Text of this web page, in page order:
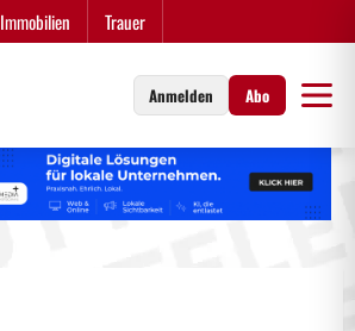
Immobilien Trauer
Anmelden Abo